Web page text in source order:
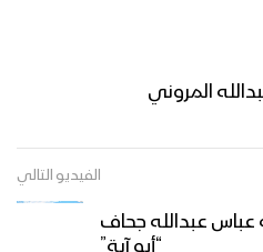
المروني
الفيديو التالي
عباس عبدالله جحاف
“أبو آية”